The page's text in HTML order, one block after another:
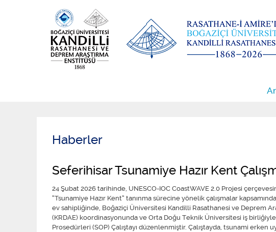
Haberler
Seferihisar Tsunamiye Hazır Kent
24 Şubat 2026 tarihinde, UNESCO-IOC CoastWAVE 2.0 Projesi
“Tsunamiye Hazır Kent” tanınma sürecine yönelik çalışmalar
ev sahipliğinde, Boğaziçi Üniversitesi Kandilli Rasathanesi ve Deprem
(KRDAE) koordinasyonunda ve Orta Doğu Teknik Üniversitesi iş
Prosedürleri (SOP) Çalıştayı düzenlenmiştir. Çalıştayda, tsunami erken